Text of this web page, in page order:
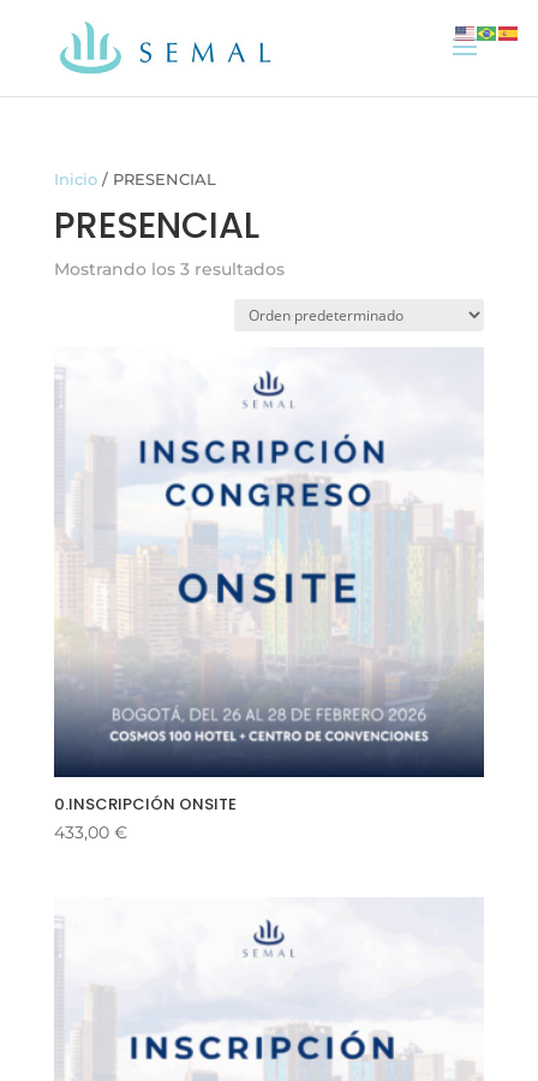
Inicio/ PRESENCIAL
PRESENCIAL
Mostrando los 3 resultados
0.INSCRIPCIÓN ONSITE
433,00 €